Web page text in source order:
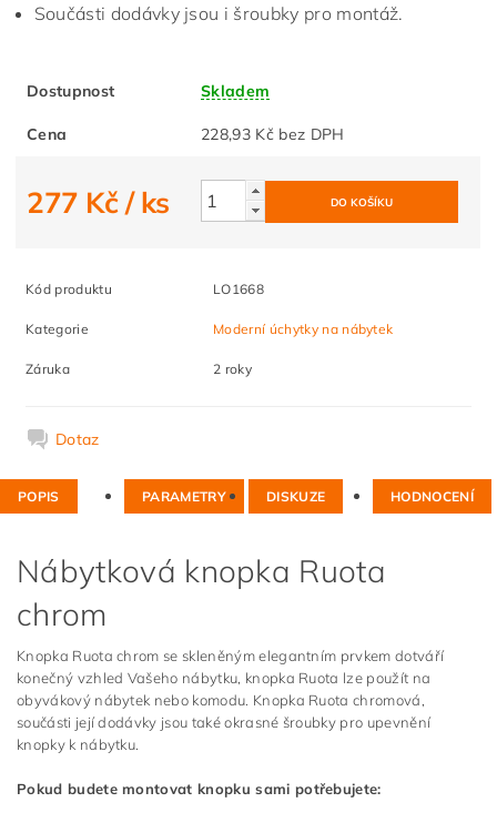
Součásti dodávky jsou i šroubky pro montáž.
Dostupnost Skladem
Cena 228,93 Kč bez DPH
277 Kč/ ks
Kód produktu LO1668
Kategorie Moderní úchytky na nábytek
Záruka 2 roky
Dotaz
POPIS PARAMETRY DISKUZE HODNOCENÍ
Nábytková knopka Ruota
chrom
Knopka Ruota chrom se skleněným elegantním prvkem dotváří
konečný vzhled Vašeho nábytku, knopka Ruota lze použít na
obyvákový nábytek nebo komodu. Knopka Ruota chromová,
součásti její dodávky jsou také okrasné šroubky pro upevnění
knopky k nábytku.
Pokud budete montovat knopku sami potřebujete: